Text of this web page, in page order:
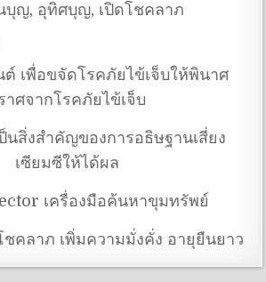
บุญ, อุทิศบุญ, เปิดโชคลาภ
เพื่อขจัดโรคภัยไข้เจ็บให้พินาศ
าศจากโรคภัยไข้เจ็บ
นสิ่งสำคัญของการอธิษฐานเสี่ยง
เซียมซีให้ได้ผล
เครื่องมือค้นหาขุมทรัพย์
ชคลาภ เพิ่มความมั่งคั่ง อายุยืนยาว